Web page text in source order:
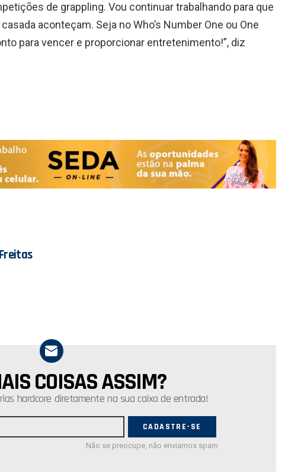
de grappling. Vou continuar trabalhando para que
aconteçam. Seja no Who’s Number One ou One
para vencer e proporcionar entretenimento!”, diz
COISAS ASSIM?
hardcore diretamente na sua caixa de entrada!
Não se preocupe, não enviamos spam